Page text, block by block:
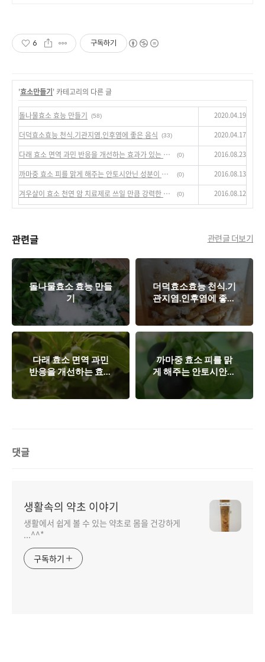
6 구독하기
'효소만들기' 카테고리의 다른 글
돌나물효소 효능 만들기 (58) 2020.04.19
더덕효소효능 천식.기관지염.인후염에 좋은 음식 (33) 2020.04.17
다래 효소 면역 과민 반응을 개선하는 효과가 있는 아토피 피부염, 비염 효과 (0) 2016.08.23
까마중 효소 피를 맑게 해주는 안토시안닌 성분이 블루베리보다 50배나 많다 (0) 2016.08.13
겨우살이 효소 천연 암 치료제로 쓰일 만큼 강력한 항암 물질 (0) 2016.08.12
관련글 관련글 더보기
돌나물효소 효능 만들
기
더덕효소효능 천식.기
관지염.인후염에 좋은
음식
다래 효소 면역 과민
반응을 개선하는 효과
가 있는 아토피 피부
까마중 효소 피를 맑
게 해주는 안토시안닌
성분이 블루베리보다
50배나 많다
댓글
생활속의 약초 이야기
생활에서 쉽게 볼 수 있는 약초로 몸을 건강하게
...^^*
구독하기